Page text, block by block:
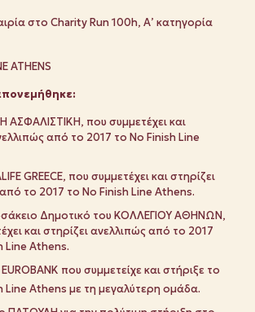
στο Charity Run 100h, Α’ κατηγορία
ATHENS
:
ΑΣΦΑΛΙΣΤΙΚΗ, που συμμετέχει και
από το 2017 το No Finish Line
GREECE, που συμμετέχει και στηρίζει
το 2017 το No Finish Line Athens.
Δημοτικό του ΚΟΛΛΕΓΙΟΥ ΑΘΗΝΩΝ,
και στηρίζει ανελλιπώς από το 2017
Line Athens.
που συμμετείχε και στήριξε το
Line Athens με τη μεγαλύτερη ομάδα.